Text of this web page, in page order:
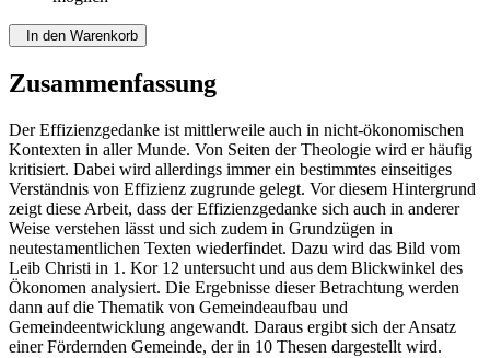
In den Warenkorb
Zusammenfassung
Der Effizienzgedanke ist mittlerweile auch in nicht-ökonomischen
Kontexten in aller Munde. Von Seiten der Theologie wird er häufig
kritisiert. Dabei wird allerdings immer ein bestimmtes einseitiges
Verständnis von Effizienz zugrunde gelegt. Vor diesem Hintergrund
zeigt diese Arbeit, dass der Effizienzgedanke sich auch in anderer
Weise verstehen lässt und sich zudem in Grundzügen in
neutestamentlichen Texten wiederfindet. Dazu wird das Bild vom
Leib Christi in 1. Kor 12 untersucht und aus dem Blickwinkel des
Ökonomen analysiert. Die Ergebnisse dieser Betrachtung werden
dann auf die Thematik von Gemeindeaufbau und
Gemeindeentwicklung angewandt. Daraus ergibt sich der Ansatz
einer Fördernden Gemeinde, der in 10 Thesen dargestellt wird.